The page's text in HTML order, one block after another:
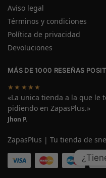
Aviso legal
Términos y condiciones
Política de privacidad
Devoluciones
MÁS DE 1000 RESEÑAS
★★★★★
«La unica tienda a la que le
pidiendo en ZapasPlus.»
Jhon P.
ZapasPlus | Tu tienda de